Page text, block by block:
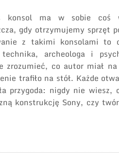
konsol ma w sobie coś
gdy otrzymujemy sprzęt
z takimi konsolami to
archeologa i
zrozumieć, co autor miał
trafiło na stół. Każde
przygoda: nigdy nie wiesz,
konstrukcję Sony, czy